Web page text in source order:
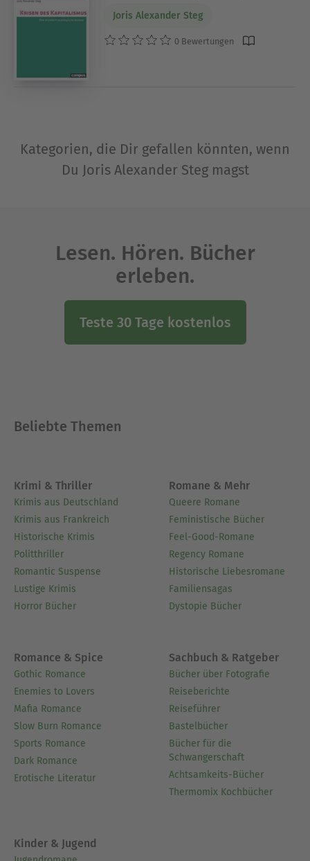
Joris Alexander Steg
0 Bewertungen
Kategorien, die Dir gefallen könnten, wenn
Du Joris Alexander Steg magst
Lesen. Hören. Bücher
erleben.
Teste 30 Tage kostenlos
Beliebte Themen
Krimi & Thriller
Krimis aus Deutschland
Krimis aus Frankreich
Historische Krimis
Politthriller
Romantic Suspense
Lustige Krimis
Horror Bücher
Romane & Mehr
Queere Romane
Feministische Bücher
Feel-Good-Romane
Regency Romane
Historische Liebesromane
Familiensagas
Dystopie Bücher
Romance & Spice
Gothic Romance
Enemies to Lovers
Mafia Romance
Slow Burn Romance
Sports Romance
Dark Romance
Erotische Literatur
Sachbuch & Ratgeber
Bücher über Fotografie
Reiseberichte
Reiseführer
Bastelbücher
Bücher für die
Schwangerschaft
Achtsamkeits-Bücher
Thermomix Kochbücher
Kinder & Jugend